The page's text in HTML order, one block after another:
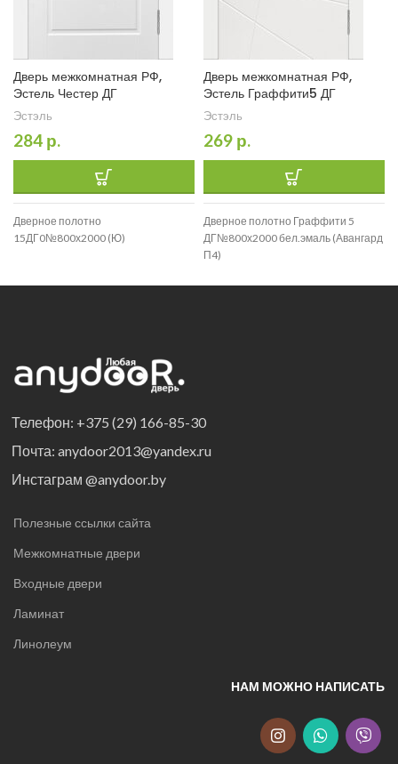
Дверь межкомнатная РФ,
Эстель Честер ДГ
Эстэль
284 р.
Дверное полотно
15ДГ0№800х2000 (Ю)
Дверь межкомнатная РФ,
Эстель Граффити5 ДГ
Эстэль
269 р.
Дверное полотно Граффити 5
ДГ№800х2000 бел.эмаль (Авангард
П4)
Телефон: +375 (29) 166-85-30
Почта: anydoor2013@yandex.ru
Инстаграм @anydoor.by
Полезные ссылки сайта
Межкомнатные двери
Входные двери
Ламинат
Линолеум
НАМ МОЖНО НАПИСАТЬ